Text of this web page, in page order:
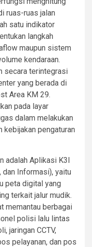
ruas-ruas jalan
satu indikator
langkah
maupun sistem
kendaraan.
secara terintegrasi
yang berada di
Area KM 29.
pada layar
dalam melakukan
pengaturan
adalah Aplikasi K3I
dan Informasi), yaitu
peta digital yang
terkait jalur mudik.
memantau berbagai
polisi lalu lintas
jaringan CCTV,
pelayanan, dan pos